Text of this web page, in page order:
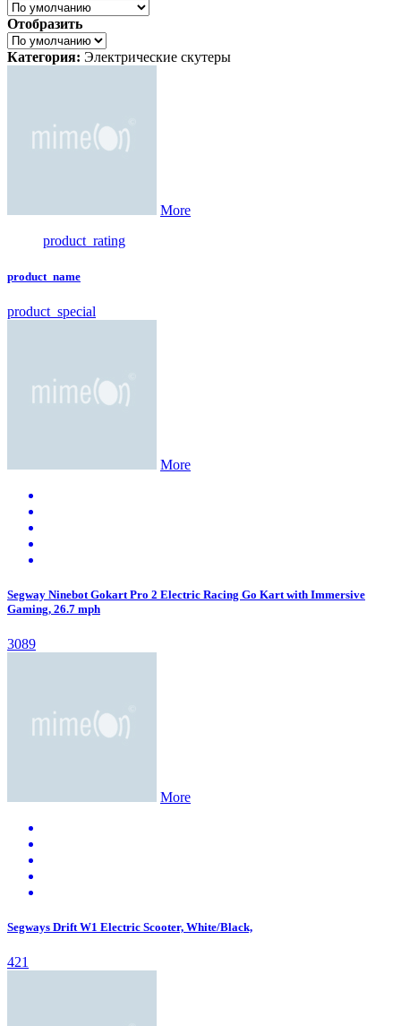
Отобразить
Категория: Электрические скутеры
More
product_rating
product_name
product_special
More
Segway Ninebot Gokart Pro 2 Electric Racing Go Kart with Immersive
Gaming, 26.7 mph
3089
More
Segways Drift W1 Electric Scooter, White/Black,
421